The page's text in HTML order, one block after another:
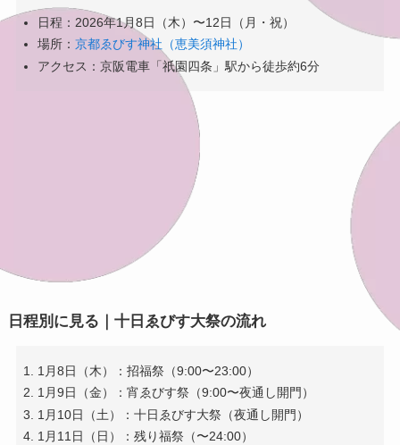
日程：2026年1月8日（木）〜12日（月・祝）
場所：京都ゑびす神社（恵美須神社）
アクセス：京阪電車「祇園四条」駅から徒歩約6分
日程別に見る｜十日ゑびす大祭の流れ
1月8日（木）：招福祭（9:00〜23:00）
1月9日（金）：宵ゑびす祭（9:00〜夜通し開門）
1月10日（土）：十日ゑびす大祭（夜通し開門）
1月11日（日）：残り福祭（〜24:00）